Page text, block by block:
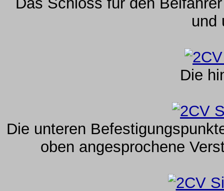
und
Die
Die unteren
oben angesprochene